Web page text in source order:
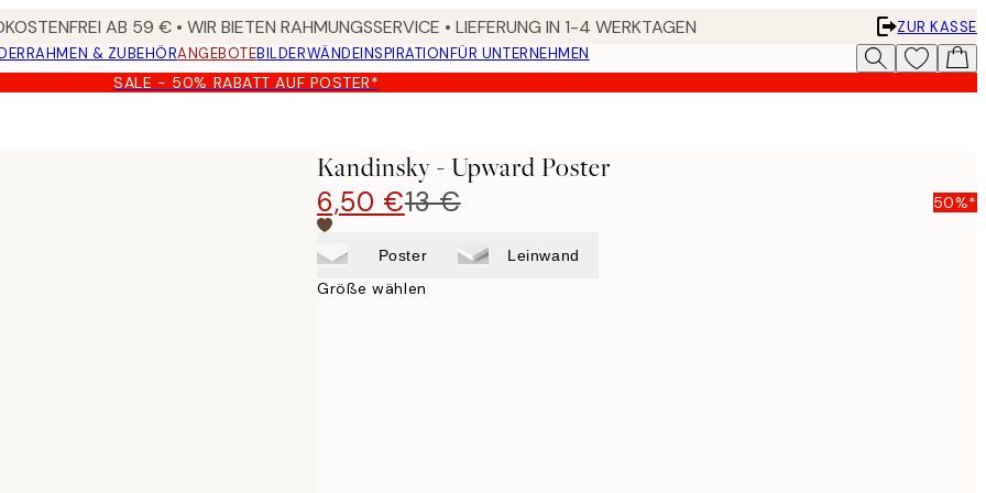
AB 59 € • WIR BIETEN RAHMUNGSSERVICE • LIEFERUNG IN 1-4 WERKTAGEN
ZUR KASSE
RAHMEN & ZUBEHÖRANGEBOTEBILDERWÄNDEINSPIRATIONFÜR UNTERNEHMEN
SALE - 50% RABATT AUF POSTER*
Kandinsky - Upward Poster
6,50 €13 € 50%*
Poster Leinwand
Größe wählen